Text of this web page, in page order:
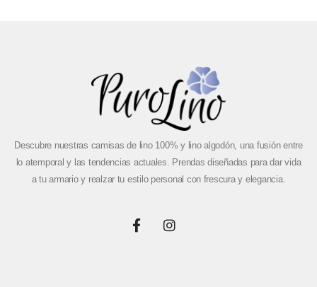
Descubre nuestras camisas de lino 100% y lino algodón, una fusión entre
lo atemporal y las tendencias actuales. Prendas diseñadas para dar vida
a tu armario y realzar tu estilo personal con frescura y elegancia.